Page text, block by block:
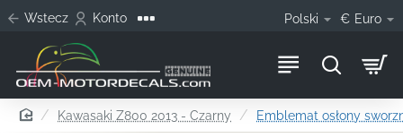
Wstecz Konto Polski € Euro
homeKawasaki Z800 2013 - Czarny Emblemat osłony